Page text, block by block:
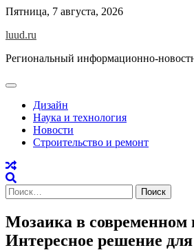
Skip
content
Пятница, 7 августа, 2026
luud.ru
Региональный информационно-
Дизайн
Наука и технология
Новости
Строительство и ремонт
Найти:
Мозаика в современном
Интересное решение